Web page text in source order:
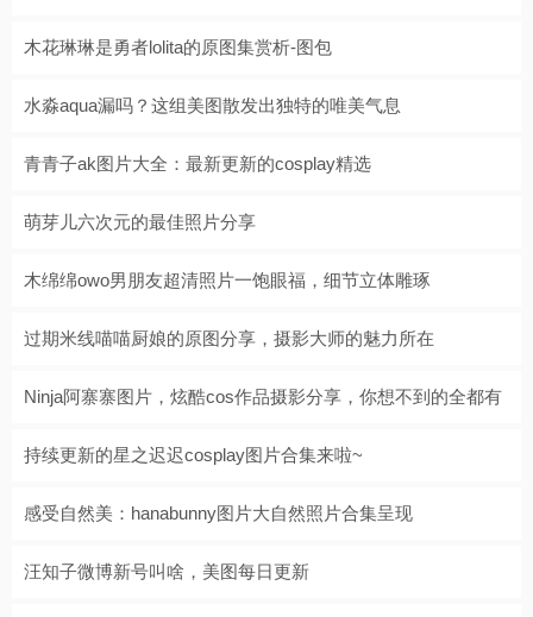
木花琳琳是勇者lolita的原图集赏析-图包
水淼aqua漏吗？这组美图散发出独特的唯美气息
青青子ak图片大全：最新更新的cosplay精选
萌芽儿六次元的最佳照片分享
木绵绵owo男朋友超清照片一饱眼福，细节立体雕琢
过期米线喵喵厨娘的原图分享，摄影大师的魅力所在
Ninja阿寨寨图片，炫酷cos作品摄影分享，你想不到的全都有
持续更新的星之迟迟cosplay图片合集来啦~
感受自然美：hanabunny图片大自然照片合集呈现
汪知子微博新号叫啥，美图每日更新